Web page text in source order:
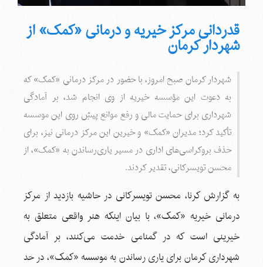
قدردانی مرکز خیریه و درمانی «کمک» از
شهردار کرمان
شهردار کرمان صبح امروز، با حضور در مرکز درمانی «کمک» که
به دعوت این مؤسسه خیریه از وی انجام شد، بر آمادگی
شهرداری برای حمایت مالی و رفع موانع پیشِ روی این موسسه
تأکید کرد؛ مدیران «کمک» و خیرین این مرکز درمانی نیز، برای
حذف بروکراسی‌های اداری در مسیر یاری‌رساندن به «کمک»، از
محسن تویسرکانی، تقدیر کردند.
به گزارش کرنا، محسن تویسرکانی در حاشیه بازدید از مرکز
درمانی خیریه «کمک»، با بیان اینکه هنر واقعی متعلق به
خیرینی است که در گمنامی خدمت می‌کنند، بر آمادگی
شهرداری کرمان برای یاری رساندن به موسسه «کمک»، در حد